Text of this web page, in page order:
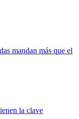
mandan más que el
la clave